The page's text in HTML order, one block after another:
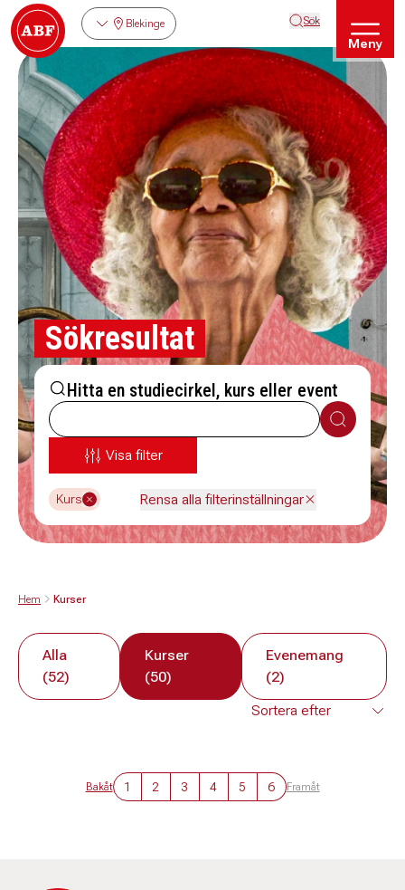
Blekinge Sök
Meny
Sökresultat
Hitta en studiecirkel, kurs eller event
Sök
Visa filter
Kurs Rensa alla filterinställningar
Hem Kurser
Alla
(52)
Kurser
(50)
Evenemang
(2)
Bakåt 1 2 3 4 5 6 Framåt